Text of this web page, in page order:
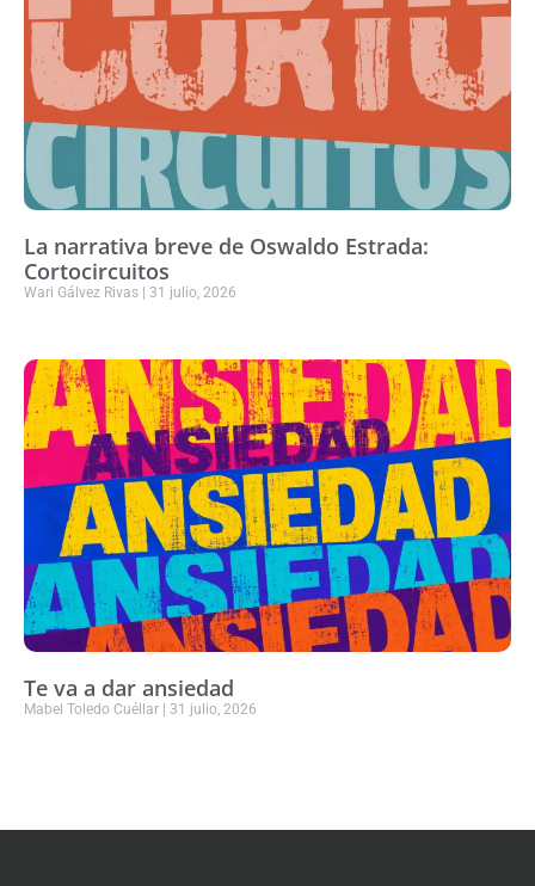
La narrativa breve de Oswaldo Estrada:
Cortocircuitos
Wari Gálvez Rivas 31 julio, 2026
Te va a dar ansiedad
Mabel Toledo Cuéllar 31 julio, 2026